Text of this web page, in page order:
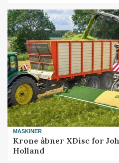
MASKINER
Krone åbner XDisc for
Holland